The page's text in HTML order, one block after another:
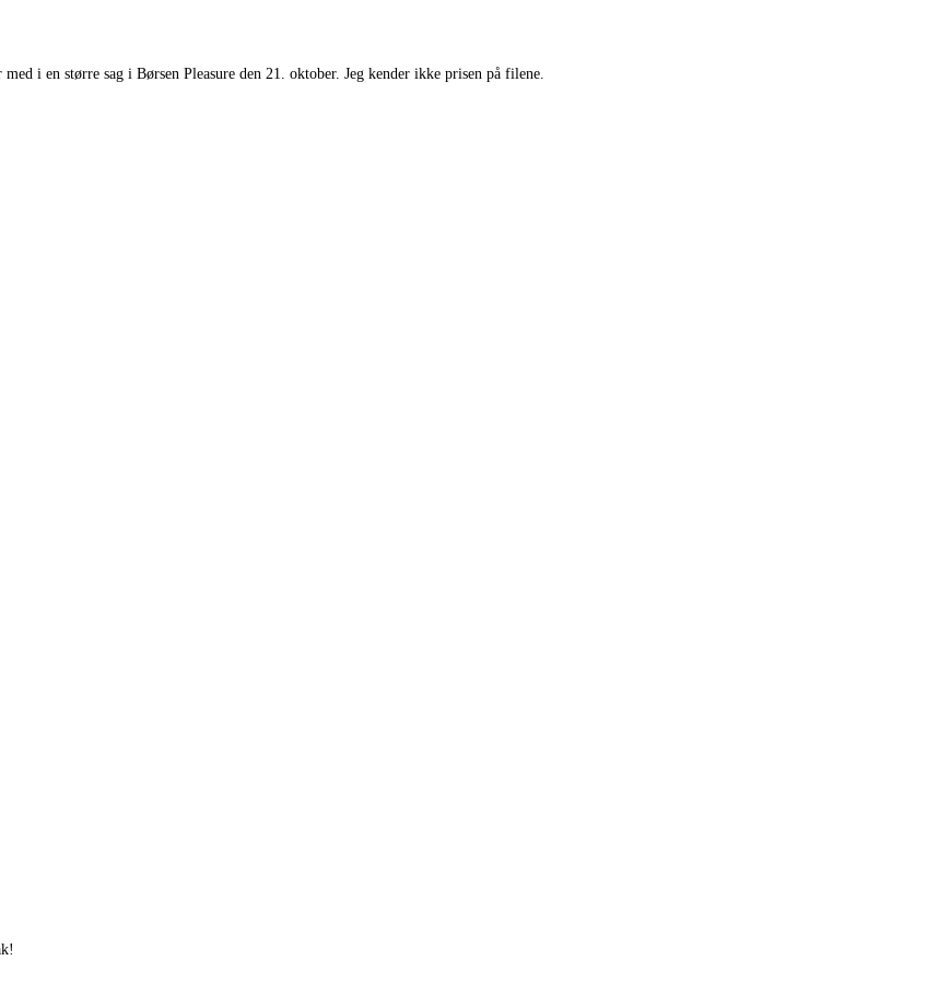
i en større sag i Børsen Pleasure den 21. oktober. Jeg kender ikke prisen på filene.